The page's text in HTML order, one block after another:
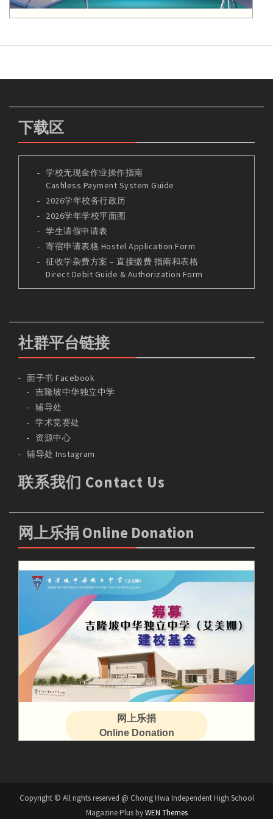
下载区
学校无现金作业操作指南
Cashless Payment System Guide
2026学年校务行政历
2026学年学校平面图
学生请假申请表
寄宿申请表格 Hostel Application Form
征收学杂费方案 – 直接缴费 指南和表格
Direct Debit Guide & Authorization Form
社群平台链接
面子书 Facebook
吉隆坡中华独立中学
辅导处
学术竞赛处
资源中心
辅导处 Instagram
联系我们 Contact Us
网上乐捐 Online Donation
网上乐捐
Online Donation
Copyright © All rights reserved @ Chong Hwa Independent High School
Magazine Plus byWEN Themes